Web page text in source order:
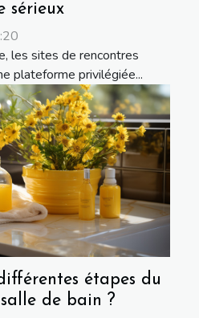
sérieux
les sites de rencontres
plateforme privilégiée...
étapes du
de bain ?